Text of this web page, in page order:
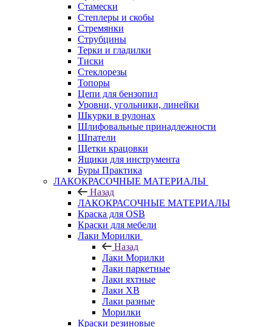
Стамески
Степлеры и скобы
Стремянки
Струбцины
Терки и гладилки
Тиски
Стеклорезы
Топоры
Цепи для бензопил
Уровни, угольники, линейки
Шкурки в рулонах
Шлифовальные принадлежности
Шпатели
Щетки крацовки
Ящики для инструмента
Буры Практика
ЛАКОКРАСОЧНЫЕ МАТЕРИАЛЫ
Назад
ЛАКОКРАСОЧНЫЕ МАТЕРИАЛЫ
Краска для OSB
Краски для мебели
Лаки Морилки
Назад
Лаки Морилки
Лаки паркетные
Лаки яхтные
Лаки ХВ
Лаки разные
Морилки
Краски резиновые